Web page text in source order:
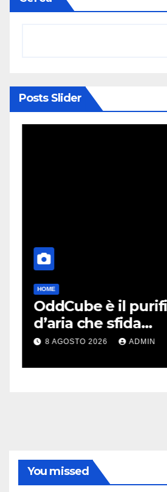
Posts Slider
HOME
OddCube è il
d’aria che sfida
lobsolescenza
8 AGOSTO 2026 ADMIN
You missed